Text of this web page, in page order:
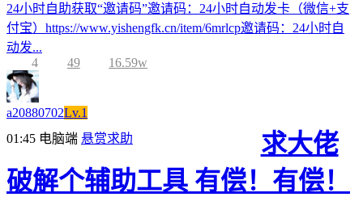
24小时自助获取“邀请码”邀请码：24小时自动发卡（微信+支
付宝）https://www.yishengfk.cn/item/6mrlcp邀请码：24小时自
动发...
4
49 16.59w
a20880702Lv.1
01:45 电脑端 悬赏求助
求大佬
破解个辅助工具 有偿！有偿！